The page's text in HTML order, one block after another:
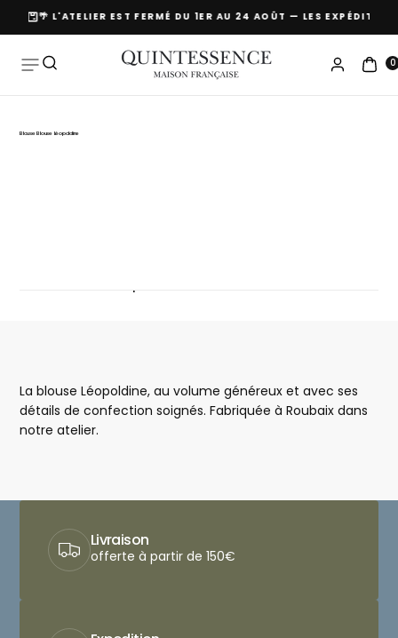
Skip to
content
🌴 L'ATELIER EST FERMÉ DU 1ER AU 24 AOÛT — LES
0
Blouse Blouse Léopoldine
La blouse Léopoldine, au volume généreux et avec ses
détails de confection soignés. Fabriquée à Roubaix dans
notre atelier.
Livraison
offerte à partir de 150€